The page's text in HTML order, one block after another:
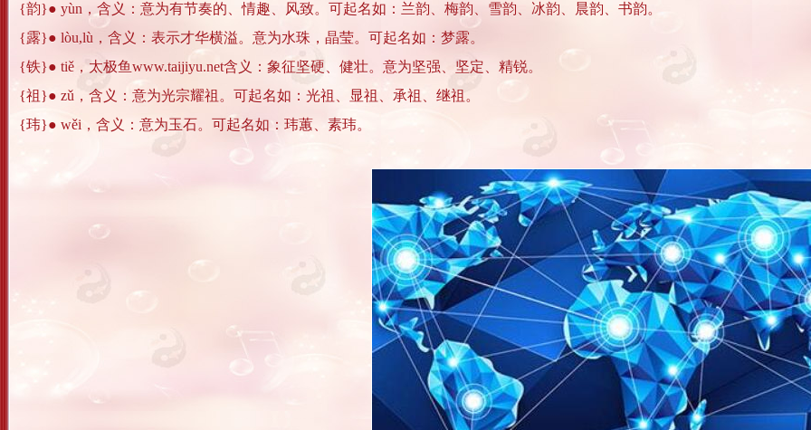
{韵}● yùn，含义：意为有节奏的、情趣、风致。可起名如：兰韵、梅韵、雪韵、冰韵、晨韵、书韵。
{露}● lòu,lù，含义：表示才华横溢。意为水珠，晶莹。可起名如：梦露。
{铁}● tiě，太极鱼www.taijiyu.net含义：象征坚硬、健壮。意为坚强、坚定、精锐。
{祖}● zǔ，含义：意为光宗耀祖。可起名如：光祖、显祖、承祖、继祖。
{玮}● wěi，含义：意为玉石。可起名如：玮蕙、素玮。